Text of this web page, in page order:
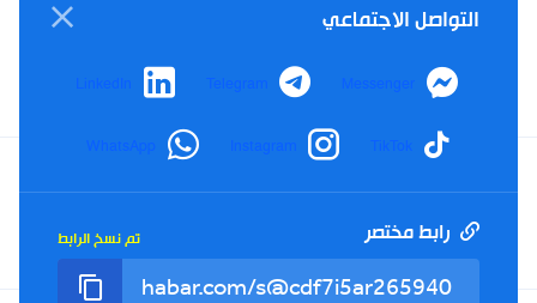
اتصل بنا
من نحن
Facebook
YouTube
TikTok
Twitter
التواصل الاجتماعي
Messenger
Telegram
LinkedIn
TikTok
Instagram
WhatsApp
رابط مختصر تم نسخ الرابط